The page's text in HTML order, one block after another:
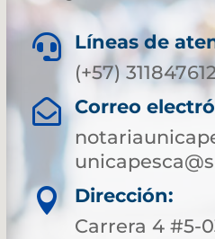

Líneas de
(+57)
 Correo

Dirección:
Carrera 4 #5-